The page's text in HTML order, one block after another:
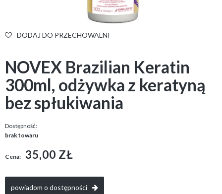
DODAJ DO PRZECHOWALNI
NOVEX Brazilian Keratin
300ml, odżywka z keratyną
bez spłukiwania
Dostępność:
brak towaru
Cena: 35,00 ZŁ
powiadom o dostępności